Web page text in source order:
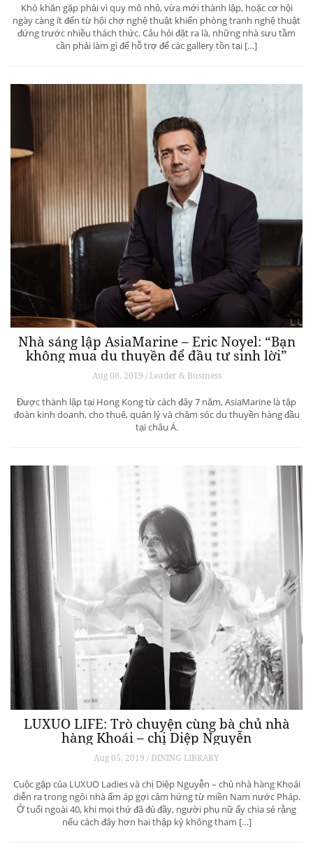
Khó khăn gặp phải vì quy mô nhỏ, vừa mới thành lập, hoặc cơ hội
ngày càng ít đến từ hội chợ nghệ thuật khiến phòng tranh nghệ thuật
đứng trước nhiều thách thức. Câu hỏi đặt ra là, những nhà sưu tầm
cần phải làm gì để hỗ trợ để các gallery tồn tại […]
Nhà sáng lập AsiaMarine – Eric Noyel: “Bạn
không mua du thuyền để đầu tư sinh lời”
Aug 08, 2019 / Leader & Business
Được thành lập tại Hong Kong từ cách đây 7 năm, AsiaMarine là tập
đoàn kinh doanh, cho thuê, quản lý và chăm sóc du thuyền hàng đầu
tại châu Á.
LUXUO LIFE: Trò chuyện cùng bà chủ nhà
hàng Khoái – chị Diệp Nguyễn
Aug 05, 2019 / DINING LIBRARY
Cuộc gặp của LUXUO Ladies và chị Diệp Nguyễn – chủ nhà hàng Khoái
diễn ra trong ngôi nhà ấm áp gợi cảm hứng từ miền Nam nước Pháp.
Ở tuổi ngoài 40, khi mọi thứ đã đủ đầy, người phụ nữ ấy chia sẻ rằng
nếu cách đây hơn hai thập kỷ không tham […]